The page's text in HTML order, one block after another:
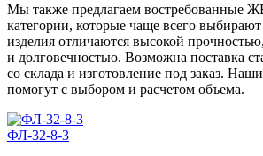
Мы также предлагаем востребованные
категории, которые чаще всего
изделия отличаются высокой
и долговечностью. Возможна поставка
со склада и изготовление под заказ.
помогут с выбором и расчетом объема.
ФЛ-32-8-3